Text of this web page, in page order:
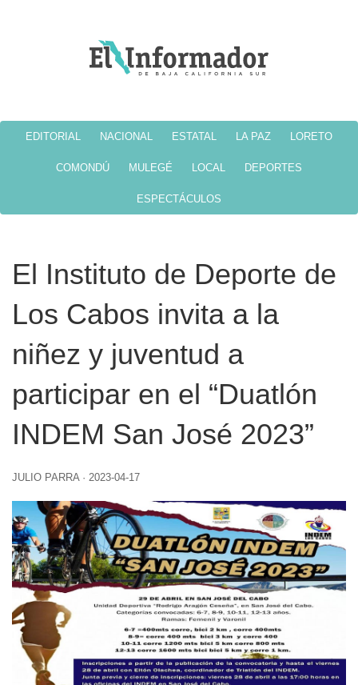
EDITORIAL NACIONAL ESTATAL LA PAZ LORETO
COMONDÚ MULEGÉ LOCAL DEPORTES
ESPECTÁCULOS
El Instituto de Deporte de
Los Cabos invita a la
niñez y juventud a
participar en el “Duatlón
INDEM San José 2023”
JULIO PARRA · 2023-04-17